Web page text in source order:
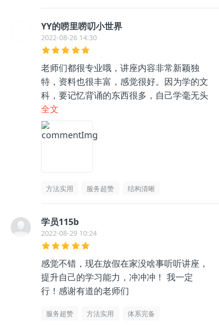
YY的唠里唠叨小世界
2022-08-26 14:30
老师们都很专业哦，讲座内容非常新颖独
特，资料也很丰富，感觉很好。因为学的文
科，要记忆背诵的东西很多，自己学毫无头
绪，和咨询老师聊了之后收获很大，逻辑框
架清晰了很多，总之很推荐👍🏻
全文
方法实用 服务超赞 结构清晰
学员115b
2022-08-29 10:24
感觉不错，现在放假在家没啥事听听讲座，
提升自己的学习能力，冲冲冲！ 我一定
行！感谢有道的老师们
服务超赞 方法实用 体系完备